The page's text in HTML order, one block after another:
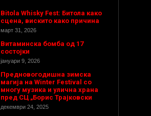
Bitola Whisky Fest: Битола како
сцена, вискито како причина
март 31, 2026
Витаминска бомба од 17
состојки
јануари 9, 2026
Предновогодишнa зимска
магија на Winter Festival со
многу музика и улична храна
пред СЦ „Борис Трајковски
декември 24, 2025